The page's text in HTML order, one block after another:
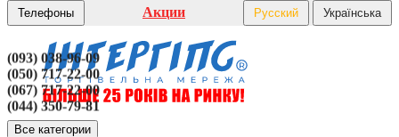
Телефоны
(093) 038-96-09
(050) 717-22-00
(067) 717-22-00
(044) 350-79-81
Акции Русский Українська
Все категории